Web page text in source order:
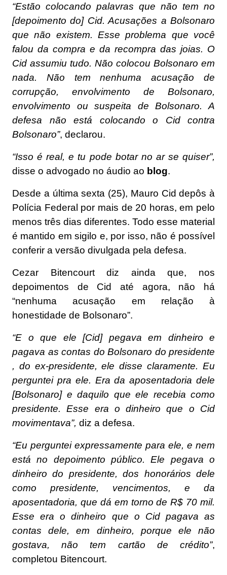
“Estão colocando palavras que não tem no
[depoimento do] Cid. Acusações a Bolsonaro
que não existem. Esse problema que você
falou da compra e da recompra das joias. O
Cid assumiu tudo. Não colocou Bolsonaro em
nada. Não tem nenhuma acusação de
corrupção, envolvimento de Bolsonaro,
envolvimento ou suspeita de Bolsonaro. A
defesa não está colocando o Cid contra
Bolsonaro”, declarou.
“Isso é real, e tu pode botar no ar se quiser”,
disse o advogado no áudio ao blog.
Desde a última sexta (25), Mauro Cid depôs à
Polícia Federal por mais de 20 horas, em pelo
menos três dias diferentes. Todo esse material
é mantido em sigilo e, por isso, não é possível
conferir a versão divulgada pela defesa.
Cezar Bitencourt diz ainda que, nos
depoimentos de Cid até agora, não há
“nenhuma acusação em relação à
honestidade de Bolsonaro”.
“E o que ele [Cid] pegava em dinheiro e
pagava as contas do Bolsonaro do presidente
, do ex-presidente, ele disse claramente. Eu
perguntei pra ele. Era da aposentadoria dele
[Bolsonaro] e daquilo que ele recebia como
presidente. Esse era o dinheiro que o Cid
movimentava”, diz a defesa.
“Eu perguntei expressamente para ele, e nem
está no depoimento público. Ele pegava o
dinheiro do presidente, dos honorários dele
como presidente, vencimentos, e da
aposentadoria, que dá em torno de R$ 70 mil.
Esse era o dinheiro que o Cid pagava as
contas dele, em dinheiro, porque ele não
gostava, não tem cartão de crédito”,
completou Bitencourt.